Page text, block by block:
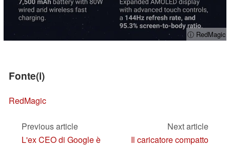
ⓘ RedMagic
Fonte(i)
RedMagic
Previous article
L'ex CEO di Google è
Next article
Il caricatore compatto